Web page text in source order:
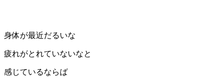
身体が最近だるいな
疲れがとれていないなと
感じているならば